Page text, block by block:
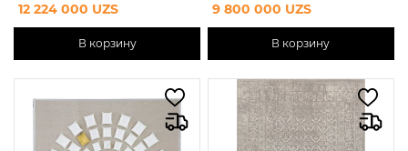
12 224 000 UZS
В корзину
9 800 000 UZS
В корзину